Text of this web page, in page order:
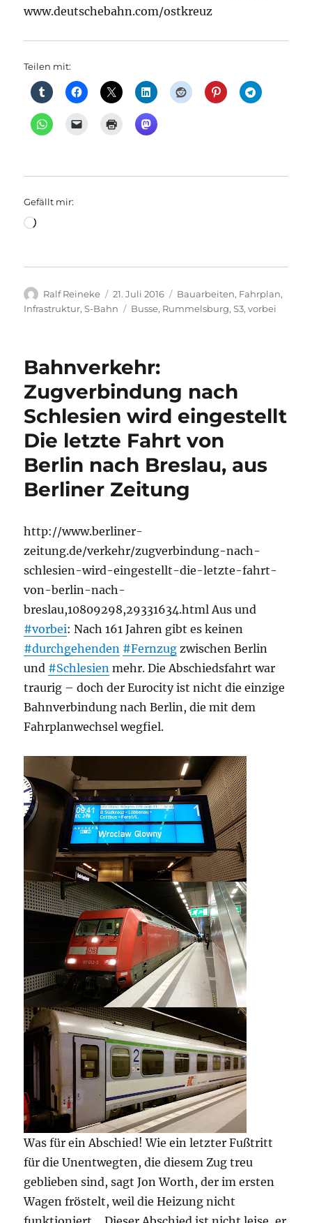
www.deutschebahn.com/ostkreuz
Teilen mit:
Gefällt mir:
Wird
Autor
Ralf Reineke
Veröffentlicht
am
21. Juli 2016 Kategorien
Bauarbeiten, Fahrplan,
Infrastruktur,S-Bahn Schlagwörter
Busse, Rummelsburg,S3,vorbei
Bahnverkehr:
Zugverbindung nach
Schlesien wird eingestellt
Die letzte Fahrt von
Berlin nach Breslau, aus
Berliner Zeitung
http://www.berliner-
zeitung.de/verkehr/zugverbindung-nach-
schlesien-wird-eingestellt-die-letzte-fahrt-
von-berlin-nach-
breslau,10809298,29331634.html Aus und
#vorbei: Nach 161 Jahren gibt es keinen
#durchgehenden #Fernzug zwischen Berlin
und #Schlesien mehr. Die Abschiedsfahrt war
traurig – doch der Eurocity ist nicht die einzige
Bahnverbindung nach Berlin, die mit dem
Fahrplanwechsel wegfiel.
Was für ein Abschied! Wie ein letzter Fußtritt
für die Unentwegten, die diesem Zug treu
geblieben sind, sagt Jon Worth, der im ersten
Wagen fröstelt, weil die Heizung nicht